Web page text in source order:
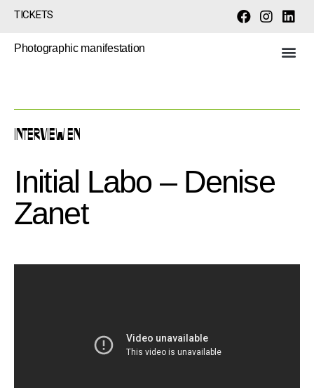
TICKETS
Photographic manifestation
INTERVIEW EN
Initial Labo – Denise
Zanet